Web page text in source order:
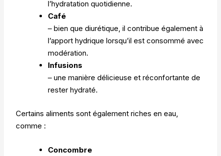
l’hydratation quotidienne.
Café
– bien que diurétique, il contribue également à
l’apport hydrique lorsqu’il est consommé avec
modération.
Infusions
– une manière délicieuse et réconfortante de
rester hydraté.
Certains aliments sont également riches en eau,
comme :
Concombre